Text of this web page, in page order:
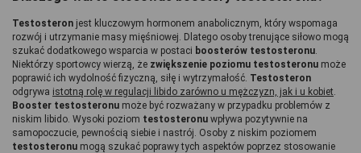
Testosteron jest kluczowym hormonem anabolicznym, który wspomaga
rozwój i utrzymanie masy mięśniowej. Dlatego osoby trenujące siłowo mogą
szukać dodatkowego wsparcia w postaci boosterów testosteronu
Niektórzy sportowcy wierzą, że zwiększenie poziomu testosteronu może
poprawić ich wydolność fizyczną, siłę i wytrzymałość.
odgrywa istotną rolę w regulacji libido zarówno u mężczyzn, jak i u kobiet
Booster testosteronu może być rozważany w przypadku problemów z
niskim libido. Wysoki poziom testosteronu wpływa pozytywnie na
testosteronu